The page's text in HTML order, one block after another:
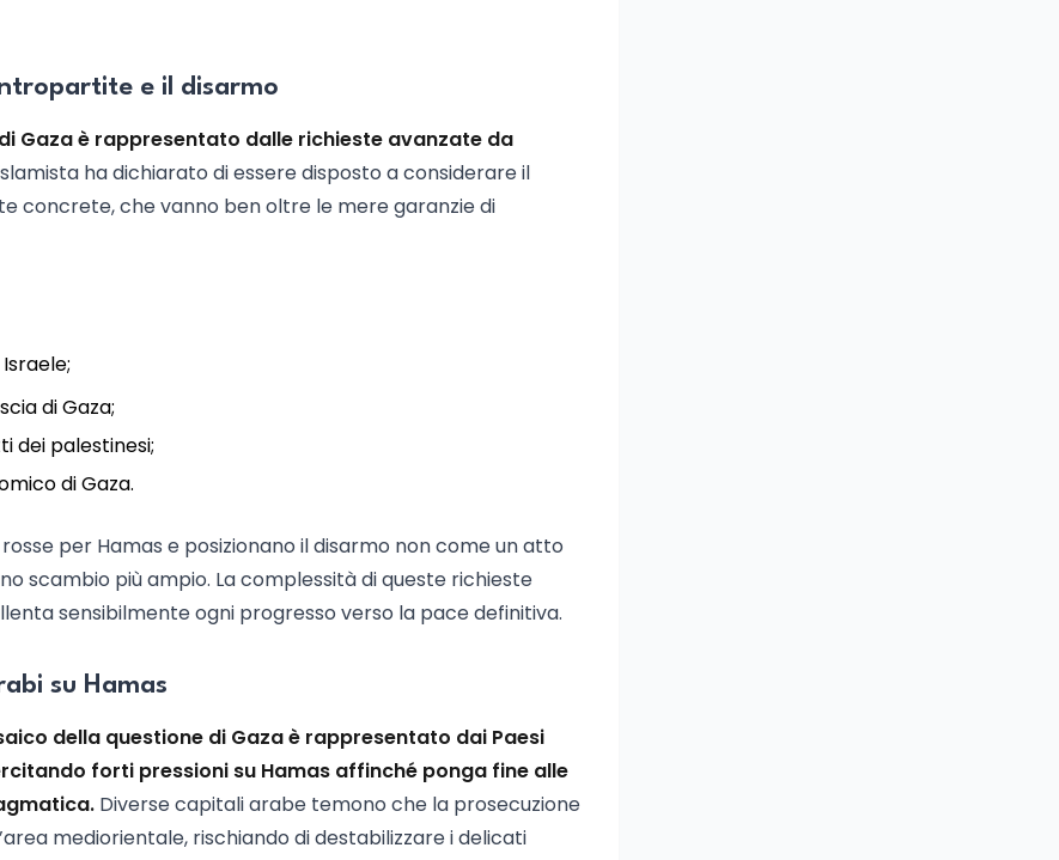
e il disarmo
Gaza è rappresentato dalle richieste avanzate da
ha dichiarato di essere disposto a considerare il
concrete, che vanno ben oltre le mere garanzie di
di Gaza;
dei palestinesi;
di Gaza.
per Hamas e posizionano il disarmo non come un atto
scambio più ampio. La complessità di queste richieste
sensibilmente ogni progresso verso la pace definitiva.
su Hamas
della questione di Gaza è rappresentato dai Paesi
forti pressioni su Hamas affinché ponga fine alle
Diverse capitali arabe temono che la prosecuzione
mediorientale, rischiando di destabilizzare i delicati